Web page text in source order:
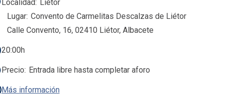
Localidad Liétor
Lugar Convento de Carmelitas Descalzas de Liétor
Calle Convento, 16, 02410 Liétor, Albacete
20:00h
Precio Entrada libre hasta completar aforo
Más información